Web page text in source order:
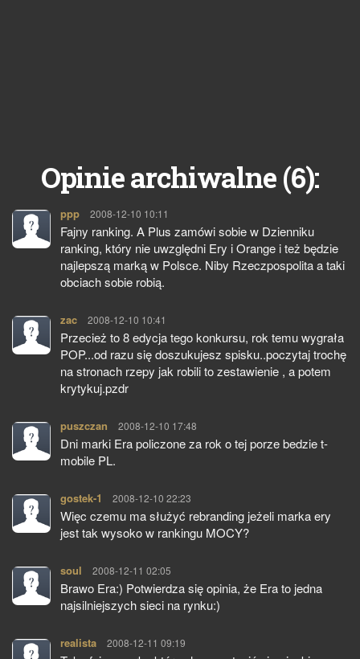
Opinie archiwalne (6):
ppp pisze:
2008-12-10 10:11
Fajny ranking. A Plus zamówi sobie w Dzienniku
ranking, który nie uwzględni Ery i Orange i też będzie
najlepszą marką w Polsce. Niby Rzeczpospolita a taki
obciach sobie robią.
zac pisze:
2008-12-10 10:41
Przecież to 8 edycja tego konkursu, rok temu wygrała
POP...od razu się doszukujesz spisku..poczytaj trochę
na stronach rzepy jak robili to zestawienie , a potem
krytykuj.pzdr
puszczan pisze:
2008-12-10 17:48
Dni marki Era policzone za rok o tej porze bedzie t-
mobile PL.
gostek-1 pisze:
2008-12-10 22:23
Więc czemu ma służyć rebranding jeżeli marka ery
jest tak wysoko w rankingu MOCY?
soul pisze:
2008-12-11 02:05
Brawo Era:) Potwierdza się opinia, że Era to jedna
najsilniejszych sieci na rynku:)
realista pisze:
2008-12-11 09:19